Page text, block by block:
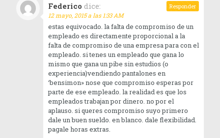
Federico dice:
12 mayo, 2015 a las 1:33 AM
estas equivocado. la falta de compromiso de un
empleado es directamente proporcional a la
falta de compromiso de una empresa para con el
empleado. si tenes un empleado que gana lo
mismo que gana un pibe sin estudios (o
experiencia)vendiendo pantalones en
‘bensimon» nose que compromiso esperas por
parte de ese empleado. la realidad es que los
empleados trabajan por dinero. no por el
aplauso. si queres compromiso suyo primero
dale un buen sueldo. en blanco. dale flexibilidad.
pagale horas extras.
Responder